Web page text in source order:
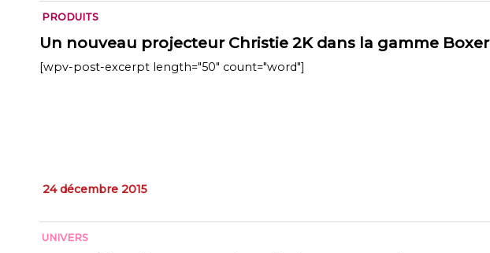
PRODUITS
Un nouveau projecteur Christie 2K dans la gamme Boxer
[wpv-post-excerpt length="50" count="word"]
24 décembre 2015
UNIVERS